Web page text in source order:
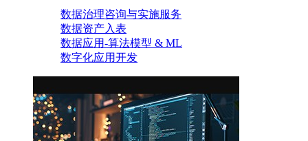
数据治理咨询与实施服务
数据资产入表
数据应用-算法模型 & ML
数字化应用开发